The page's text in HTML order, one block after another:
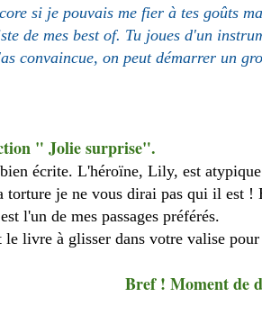
si je pouvais me fier à tes goûts
de mes best of. Tu joues d'un
convaincue, on peut démarrer un
" Jolie surprise".
écrite. L'héroïne, Lily, est
torture je ne vous dirai pas qui il est
l'un de mes passages préférés.
le livre à glisser dans votre valise
Bref ! Moment de